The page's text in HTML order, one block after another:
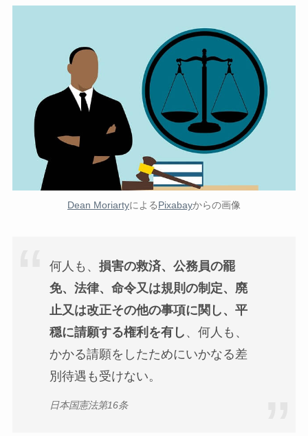
Dean MoriartyによるPixabayからの画像
何人も、 損害の救済、公務員の罷
免、法律、命令又は規則の制定、廃
止又は改正その他の事項に関し、平
穏に請願する権利を有し 、何人も、
かかる請願をしたためにいかなる差
別待遇も受けない。
日本国憲法第16条